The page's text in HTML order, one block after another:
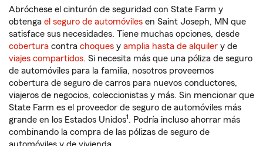
Abróchese el cinturón de seguridad con State Farm y
obtenga el seguro de automóviles en Saint Joseph, MN que
satisface sus necesidades. Tiene muchas opciones, desde
cobertura contra choques y amplia hasta de alquiler y de
viajes compartidos. Si necesita más que una póliza de seguro
de automóviles para la familia, nosotros proveemos
cobertura de seguro de carros para nuevos conductores,
viajeros de negocios, coleccionistas y más. Sin mencionar que
State Farm es el proveedor de seguro de automóviles más
grande en los Estados Unidos1. Podría incluso ahorrar más
combinando la compra de las pólizas de seguro de